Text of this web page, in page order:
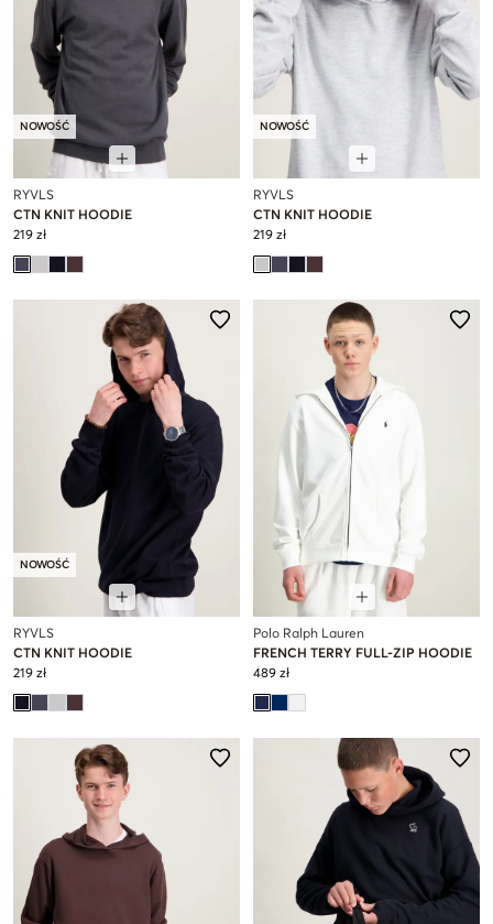
NOWOŚĆ
RYVLS
CTN KNIT HOODIE
219 zł
NOWOŚĆ
RYVLS
CTN KNIT HOODIE
219 zł
NOWOŚĆ
RYVLS
CTN KNIT HOODIE
219 zł
Polo Ralph Lauren
FRENCH TERRY FULL-ZIP HOODIE
489 zł